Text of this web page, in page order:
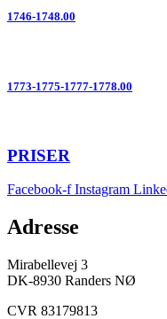
1746-1748.00
1773-1775-1777-1778.00
PRISER
Facebook-f Instagram
Adresse
Mirabellevej 3
DK-8930 Randers NØ
CVR 83179813